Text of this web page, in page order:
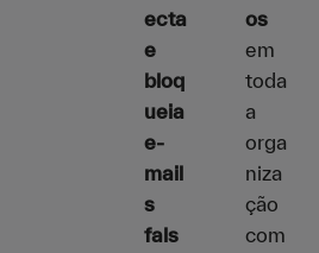
ecta
e
bloq
ueia
e-
mail
s
fals
os
em
toda
a
orga
niza
ção
com